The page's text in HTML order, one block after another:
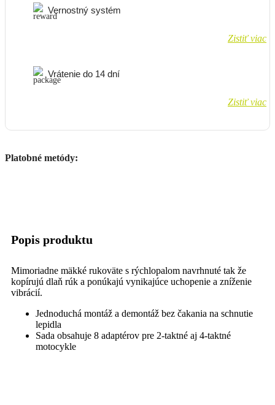
Vernostný systém
Zistiť viac
Vrátenie do 14 dní
Zistiť viac
Platobné metódy:
Popis produktu
Mimoriadne mäkké rukoväte s rýchlopalom navrhnuté tak že
kopírujú dlaň rúk a ponúkajú vynikajúce uchopenie a zníženie
vibrácií.
Jednoduchá montáž a demontáž bez čakania na schnutie
lepidla
Sada obsahuje 8 adaptérov pre 2-taktné aj 4-taktné
motocykle